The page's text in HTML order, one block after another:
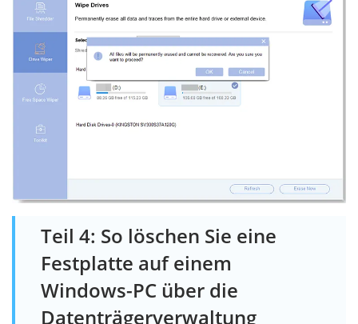
Teil 4: So löschen Sie eine
Festplatte auf einem
Windows-PC über die
Datenträgerverwaltung